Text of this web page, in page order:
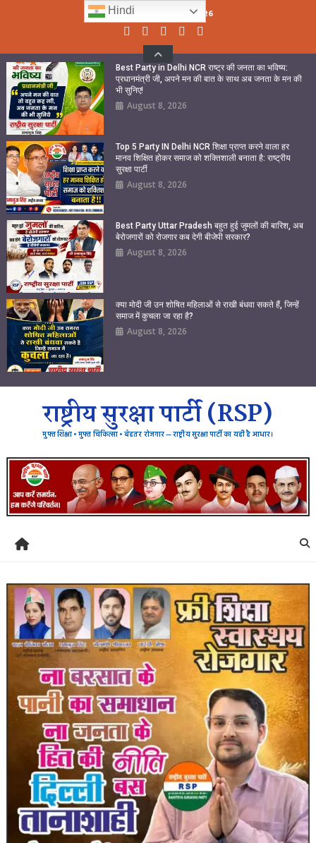
Sunday, August 09, 2026
Best Party in Delhi NCR राष्ट्र की जनता का भविष्य:
प्रधानमंत्री जी, अपने मन की बात के साथ अब जनता के मन की
भी सुनिए!
August 8, 2026
Top 5 Party IN Delhi NCR शिक्षा प्राप्त करने वाला हर
मानव शिक्षित होकर समाज को शक्तिशाली बनाता है: राष्ट्रीय
सुरक्षा पार्टी
August 8, 2026
Best Party Uttar Pradesh बहुत हुई जुमलों की बारिश, अब
बेरोजगारों को रोजगार कब देगी बीजेपी सरकार?
August 8, 2026
क्या मोदी जी उन शोषित महिलाओं से राखी बंधवा सकते हैं, जिन्हें
समाज में कुचला जा रहा है?
August 8, 2026
राष्ट्रीय सुरक्षा पार्टी (RSP)
मुफ्त शिक्षा • मुफ्त चिकित्सा • बेहतर रोजगार — राष्ट्रीय सुरक्षा पार्टी का यही है आधार।
Hindi